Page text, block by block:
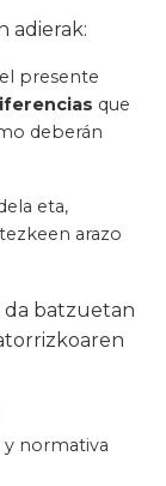
adierak:
presente
que
deberán
eta,
arazo
da batzuetan
y normativa